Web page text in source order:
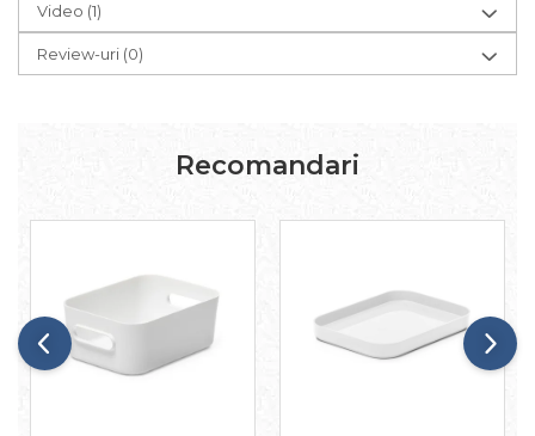
Video (1)
Review-uri (0)
Recomandari